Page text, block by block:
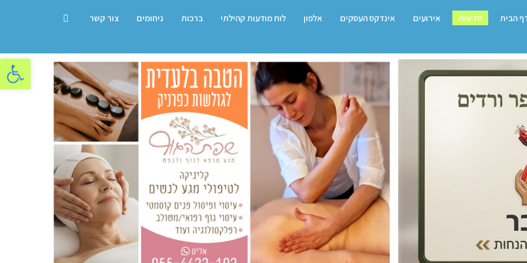
פתח
הבית חדשות אירועים אינדקס העסקים אלפון לוח מודעות קהילתי ברכות ניחומים צור קשר